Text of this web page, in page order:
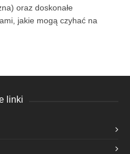
oraz doskonałe
jakie mogą czyhać na
linki